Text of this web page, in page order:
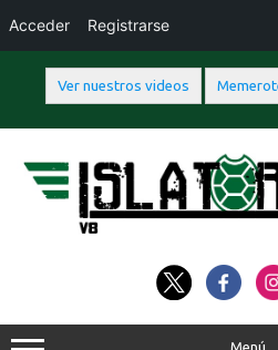
Ver nuestros videos
contenido
Acceder Registrarse